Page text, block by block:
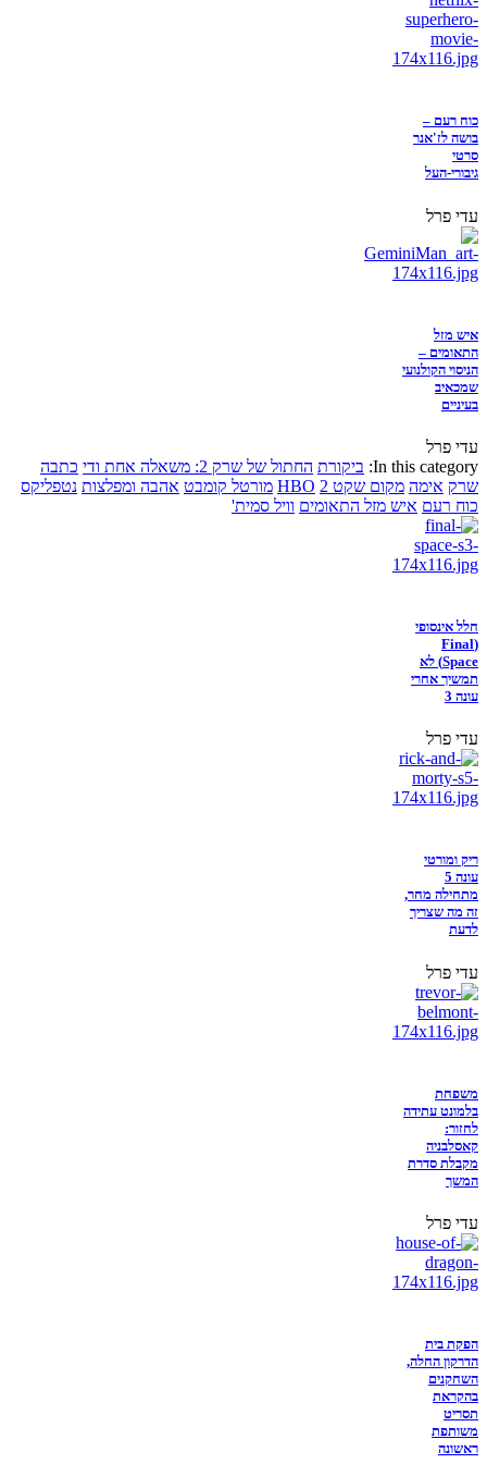
כוח רעם –
בושה לז'אנר
סרטי
גיבורי-העל
עדי פרל
איש מזל
התאומים –
הניסוי הקולנועי
שמכאיב
בעיניים
עדי פרל
In this category: ביקורת החתול של שרק 2: משאלה אחת ודי
כתבה
שרק אימה מקום שקט 2 HBO מורטל קומבט אהבה ומפלצות נטפליקס
כוח רעם איש מזל התאומים וויל סמית'
חלל אינסופי
(Final
Space) לא
תמשיך אחרי
עונה 3
עדי פרל
ריק ומורטי
עונה 5
מתחילה מחר,
זה מה שצריך
לדעת
עדי פרל
משפחת
בלמונט עתידה
לחזור:
קאסלבניה
מקבלת סדרת
המשך
עדי פרל
הפקת בית
הדרקון החלה,
השחקנים
בהקראת
תסריט
משותפת
ראשונה